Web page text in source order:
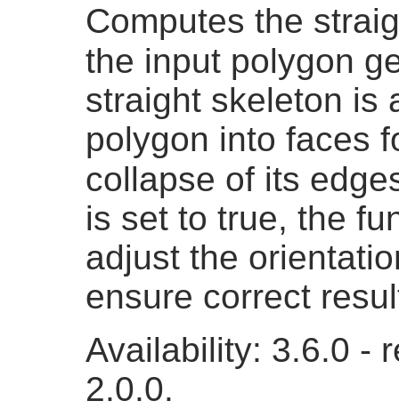
Computes the
the input polygon
straight skeleton is
polygon into faces
collapse of its
is set to true, the
adjust the
ensure correct
Availability: 3.6.0 -
2.0.0.